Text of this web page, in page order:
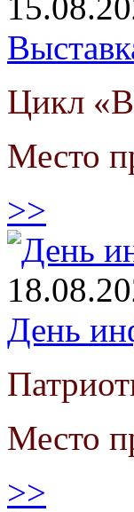
Цикл
Место
>>
День
Место
>>